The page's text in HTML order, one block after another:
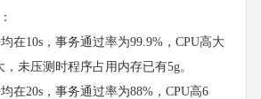
10s，事务通过率为99.9%，CPU高大
未压测时程序占用内存已有5g。
20s，事务通过率为88%，CPU高6